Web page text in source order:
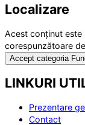
Localizare
Acest conținut
corespunzătoare
Accept categoria
LINKURI
Prezentare
Contact